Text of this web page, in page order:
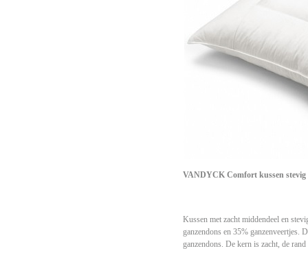
VANDYCK Comfort kussen
Kussen met zacht middendeel en
ganzendons en 35% ganzenveertjes.
ganzendons. De kern is zacht, de